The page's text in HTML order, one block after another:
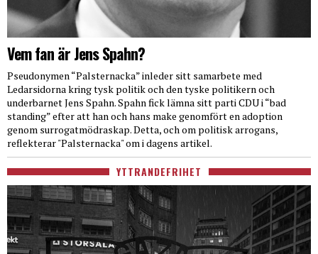
Vem fan är Jens Spahn?
Pseudonymen “Palsternacka” inleder sitt samarbete med
Ledarsidorna kring tysk politik och den tyske politikern och
underbarnet Jens Spahn. Spahn fick lämna sitt parti CDU i “bad
standing” efter att han och hans make genomfört en adoption
genom surrogatmödraskap. Detta, och om politisk arrogans,
reflekterar "Palsternacka" om i dagens artikel.
YTTRANDEFRIHET